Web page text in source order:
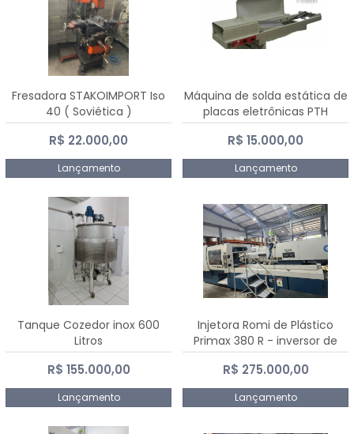
Fresadora STAKOIMPORT Iso
40 ( Soviética )
R$ 22.000,00
Lançamento
Máquina de solda estática de
placas eletrônicas PTH
DIALSAT
R$ 15.000,00
Lançamento
Tanque Cozedor inox 600
Litros
R$ 155.000,00
Lançamento
Injetora Romi de Plástico
Primax 380 R - inversor de
frequência NR 12 - 2008
R$ 275.000,00
Lançamento